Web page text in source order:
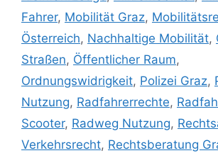
Fahrer, Mobilität Graz,
Österreich, Nachhaltige Mobilität,
Straßen, Öffentlicher Raum,
Ordnungswidrigkeit, Polizei Graz,
Nutzung, Radfahrerrechte,
Scooter, Radweg Nutzung,
Verkehrsrecht, Rechtsberatung